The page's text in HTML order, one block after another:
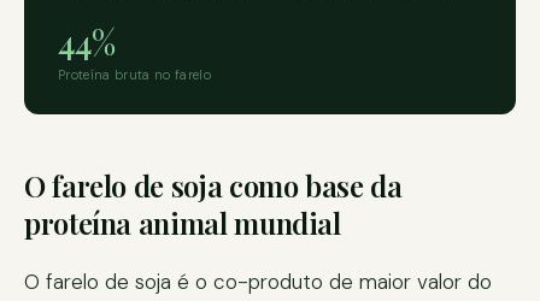
44%
Proteína bruta no farelo
O farelo de soja como base da
proteína animal mundial
O farelo de soja é o co-produto de maior valor do